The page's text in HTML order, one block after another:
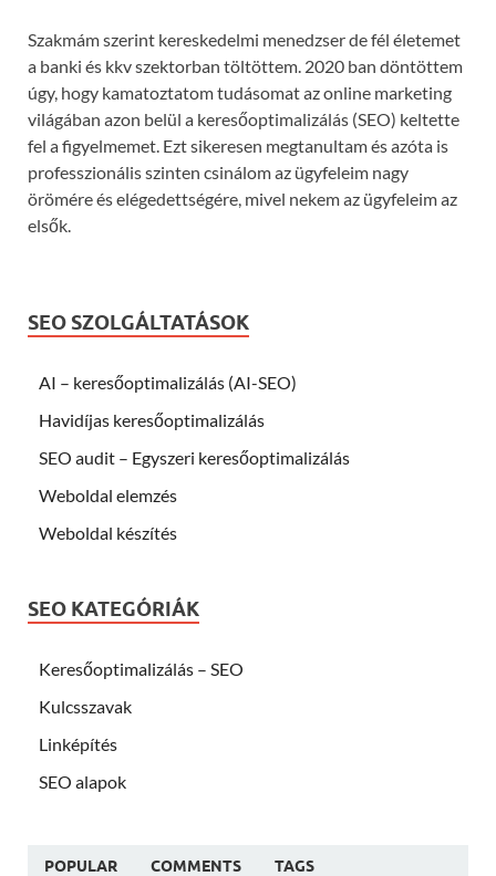
Szakmám szerint kereskedelmi menedzser de fél életemet
a banki és kkv szektorban töltöttem. 2020 ban döntöttem
úgy, hogy kamatoztatom tudásomat az online marketing
világában azon belül a keresőoptimalizálás (SEO) keltette
fel a figyelmemet. Ezt sikeresen megtanultam és azóta is
professzionális szinten csinálom az ügyfeleim nagy
örömére és elégedettségére, mivel nekem az ügyfeleim az
elsők.
SEO SZOLGÁLTATÁSOK
AI – keresőoptimalizálás (AI-SEO)
Havidíjas keresőoptimalizálás
SEO audit – Egyszeri keresőoptimalizálás
Weboldal elemzés
Weboldal készítés
SEO KATEGÓRIÁK
Keresőoptimalizálás – SEO
Kulcsszavak
Linképítés
SEO alapok
POPULAR COMMENTS TAGS